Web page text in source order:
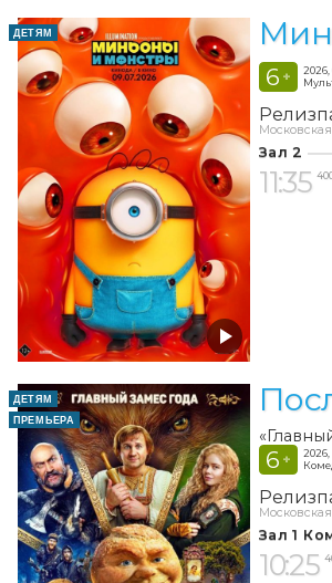
ДЕТЯМ
6 +
Зал 2
11:35
ДЕТЯМ
ПРЕМЬЕРА
6 +
2026,
Зал 1
10:25